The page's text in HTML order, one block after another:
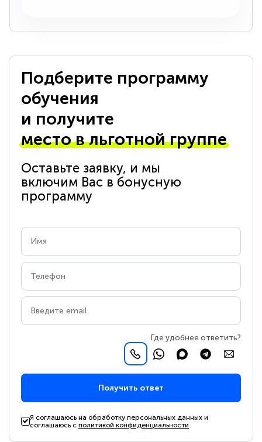
Подберите программу
обучения
и получите
место в льготной группе
Оставьте заявку, и мы
включим Вас в бонусную
программу
Где удобнее ответить?
Получить ответ
Я соглашаюсь на обработку персональных данных и
соглашаюсь сполитикой конфиденциальности